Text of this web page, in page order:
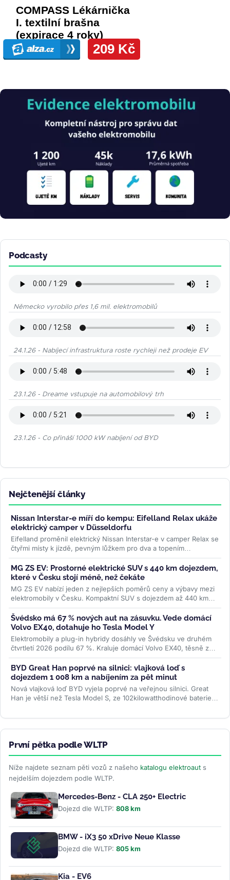
Obrázek
Podcasty
Německo vyrobilo přes 1,6 mil. elektromobilů
24.1.26 - Nabíjecí infrastruktura roste rychleji než prodeje EV
23.1.26 - Dreame vstupuje na automobilový trh
23.1.26 - Co přináší 1000 kW nabíjení od BYD
Nejčtenější články
Nissan Interstar-e míří do kempu: Eifelland Relax ukáže
elektrický camper v Düsseldorfu
Eifelland proměnil elektrický Nissan Interstar-e v camper Relax se
čtyřmi místy k jízdě, pevným lůžkem pro dva a topením
napájeným z...>>
MG ZS EV: Prostorné elektrické SUV s 440 km dojezdem,
které v Česku stojí méně, než čekáte
MG ZS EV nabízí jeden z nejlepších poměrů ceny a výbavy mezi
elektromobily v Česku. Kompaktní SUV s dojezdem až 440 km
WLTP a 7letou...>>
Švédsko má 67 % nových aut na zásuvku. Vede domácí
Volvo EX40, dotahuje ho Tesla Model Y
Elektromobily a plug-in hybridy dosáhly ve Švédsku ve druhém
čtvrtletí 2026 podílu 67 %. Kraluje domácí Volvo EX40, těsně za
ním Tesla...>>
BYD Great Han poprvé na silnici: vlajková loď s
dojezdem 1 008 km a nabíjením za pět minut
Nová vlajková loď BYD vyjela poprvé na veřejnou silnici. Great
Han je větší než Tesla Model S, ze 102kilowatthodinové baterie
První pětka podle WLTP
Níže najdete seznam pěti vozů z našeho katalogu elektroaut s
nejdelším dojezdem podle WLTP.
Mercedes-Benz - CLA 250+ Electric
Dojezd dle WLTP: 808 km
BMW - iX3 50 xDrive Neue Klasse
Dojezd dle WLTP: 805 km
Kia - EV6